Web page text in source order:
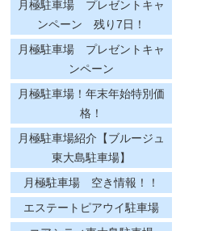
月極駐車場 プレゼントキャ
ンペーン 残り7日！
月極駐車場 プレゼントキャ
ンペーン
月極駐車場！年末年始特別価
格！
月極駐車場紹介【ブルージュ
東大島駐車場】
月極駐車場 空き情報！！
エステートピアウイ駐車場